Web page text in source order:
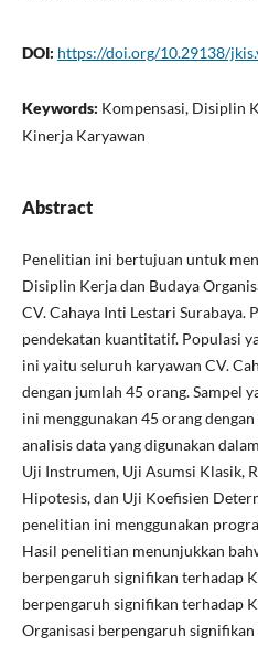
DOI: https://doi.org/10.29138/
Keywords: Kompensasi, Disiplin
Kinerja Karyawan
Abstract
Penelitian ini bertujuan untuk
Disiplin Kerja dan Budaya
CV. Cahaya Inti Lestari Surabaya.
pendekatan kuantitatif. Populasi
ini yaitu seluruh karyawan CV.
dengan jumlah 45 orang. Sampel
ini menggunakan 45 orang
analisis data yang digunakan
Uji Instrumen, Uji Asumsi Klasik,
Hipotesis, dan Uji Koefisien
penelitian ini menggunakan
Hasil penelitian menunjukkan
berpengaruh signifikan terhadap
berpengaruh signifikan terhadap
Organisasi berpengaruh